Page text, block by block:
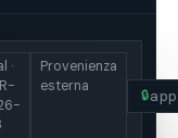
·
Provenienza
esterna
🔒